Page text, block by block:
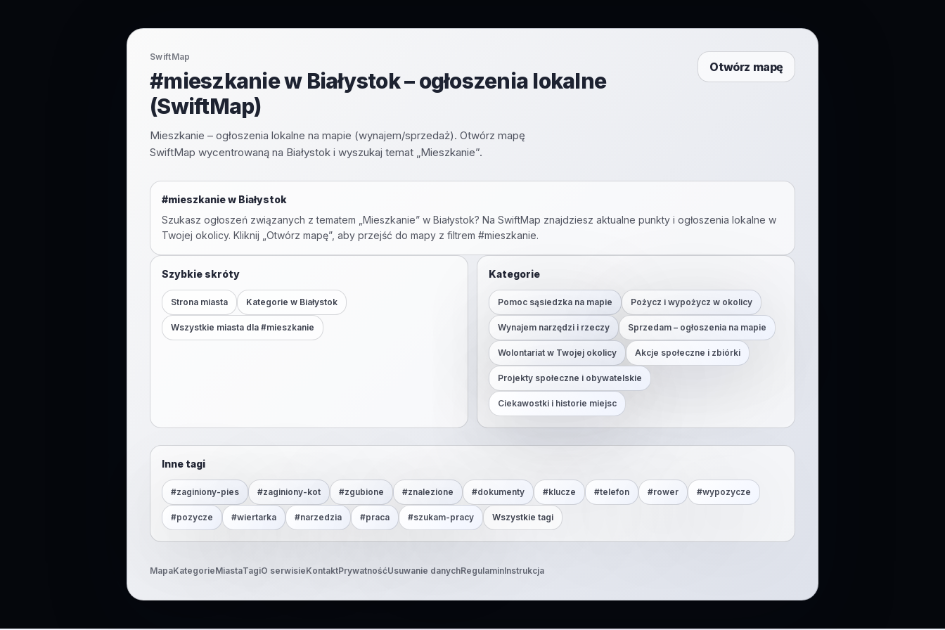
SwiftMap
#mieszkanie w Białystok – ogłoszenia lokalne
(SwiftMap)
Mieszkanie – ogłoszenia lokalne na mapie (wynajem/sprzedaż). Otwórz mapę
SwiftMap wycentrowaną na Białystok i wyszukaj temat „Mieszkanie”.
Otwórz mapę
#mieszkaniew Białystok
Szukasz ogłoszeń związanych z tematem „ Mieszkanie” w Białystok? Na SwiftMap znajdziesz aktualne punkty i ogłoszenia lokalne w
Twojej okolicy. Kliknij „Otwórz mapę”, aby przejść do mapy z filtrem #mieszkanie.
Szybkie skróty
Strona miasta Kategorie w Białystok
Wszystkie miasta dla #mieszkanie
Kategorie
Pomoc sąsiedzka na mapie Pożycz i wypożycz w okolicy
Wynajem narzędzi i rzeczy Sprzedam – ogłoszenia na mapie
Wolontariat w Twojej okolicy Akcje społeczne i zbiórki
Projekty społeczne i obywatelskie
Ciekawostki i historie miejsc
Inne tagi
#zaginiony-pies #zaginiony-kot #zgubione #znalezione #dokumenty #klucze #telefon #rower #wypozycze
#pozycze #wiertarka #narzedzia #praca #szukam-pracy Wszystkie tagi
MapaKategorieMiastaTagiO serwisieKontaktPrywatnośćUsuwanie danychRegulaminInstrukcja